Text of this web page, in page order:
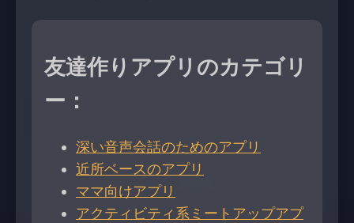
友達作りアプリのカテゴリ
ー：
深い音声会話のためのアプリ
近所ベースのアプリ
ママ向けアプリ
アクティビティ系ミートアップアプ